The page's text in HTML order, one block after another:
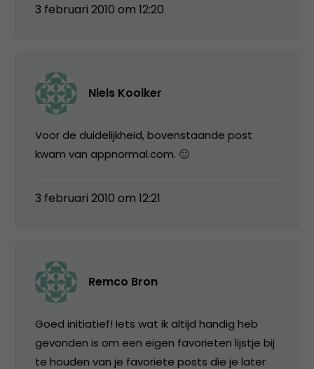
3 februari 2010 om 12:20
Niels Kooiker
Voor de duidelijkheid, bovenstaande post
kwam van appnormal.com. 🙂
3 februari 2010 om 12:21
Remco Bron
Goed initiatief! Iets wat ik altijd handig heb
gevonden is om een eigen favorieten lijstje bij
te houden van je favoriete posts die je later